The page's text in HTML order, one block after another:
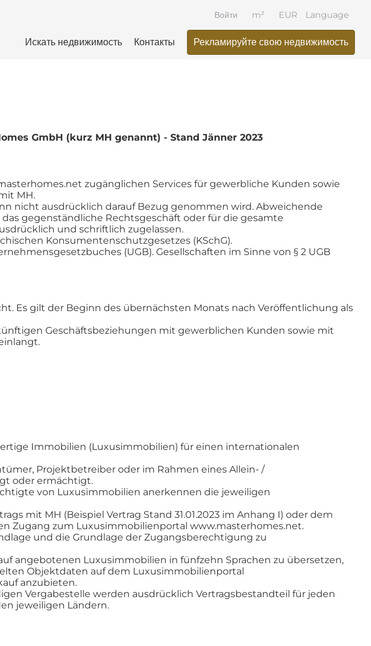
Language
Искать недвижимость Контакты Рекламируйте свою недвижимость
Войти EUR
m²
GmbH (kurz MH genannt) - Stand Jänner 2023
zugänglichen Services für gewerbliche Kunden sowie
MH.
nicht ausdrücklich darauf Bezug genommen wird. Abweichende
gegenständliche Rechtsgeschäft oder für die gesamte
und schriftlich zugelassen.
Konsumentenschutzgesetzes (KSchG).
(UGB). Gesellschaften im Sinne von § 2 UGB
Es gilt der Beginn des übernächsten Monats nach Veröffentlichung als
Geschäftsbeziehungen mit gewerblichen Kunden sowie mit
Immobilien (Luxusimmobilien) für einen internationalen
Projektbetreiber oder im Rahmen eines Allein- /
oder ermächtigt.
von Luxusimmobilien anerkennen die jeweiligen
mit MH (Beispiel Vertrag Stand 31.01.2023 im Anhang I) oder dem
Zugang zum Luxusimmobilienportal www.masterhomes.net.
und die Grundlage der Zugangsberechtigung zu
angebotenen Luxusimmobilien in fünfzehn Sprachen zu übersetzen,
Objektdaten auf dem Luxusimmobilienportal
anzubieten.
Vergabestelle werden ausdrücklich Vertragsbestandteil für jeden
jeweiligen Ländern.